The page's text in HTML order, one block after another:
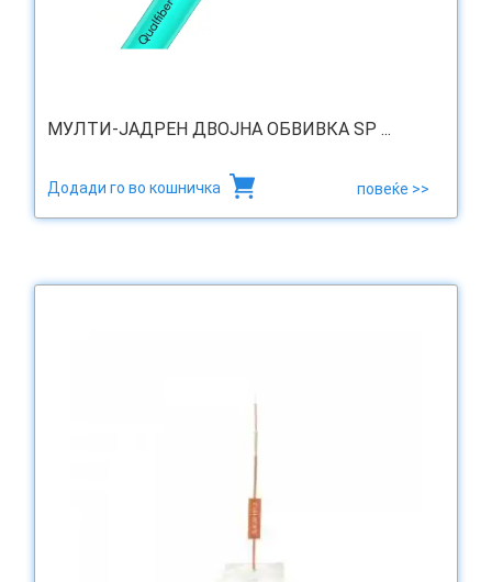
МУЛТИ-ЈАДРЕН ДВОЈНА ОБВИВКА SP ...
Додади го во кошничка повеќе >>